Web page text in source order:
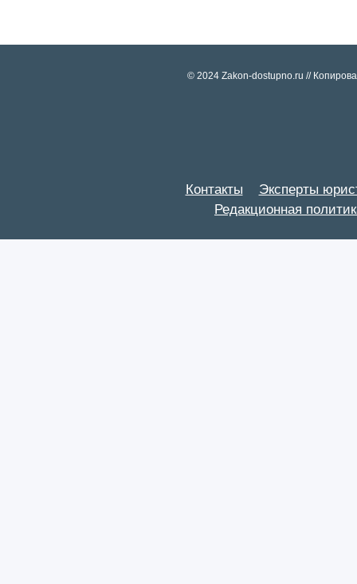
© 2024 Zakon-dostupno.ru //
Контакты
Эксперты
Редакционная